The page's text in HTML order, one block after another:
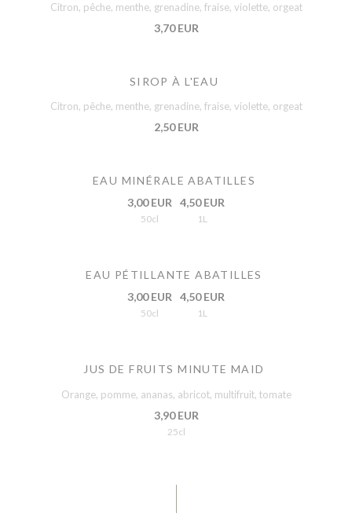
Citron, pêche, menthe, grenadine, fraise, violette, orgeat
3,70 EUR
SIROP À L'EAU
Citron, pêche, menthe, grenadine, fraise, violette, orgeat
2,50 EUR
EAU MINÉRALE ABATILLES
3,00 EUR
50cl
4,50 EUR
1L
EAU PÉTILLANTE ABATILLES
3,00 EUR
50cl
4,50 EUR
1L
JUS DE FRUITS MINUTE MAID
Orange, pomme, ananas, abricot, multifruit, tomate
3,90 EUR
25cl